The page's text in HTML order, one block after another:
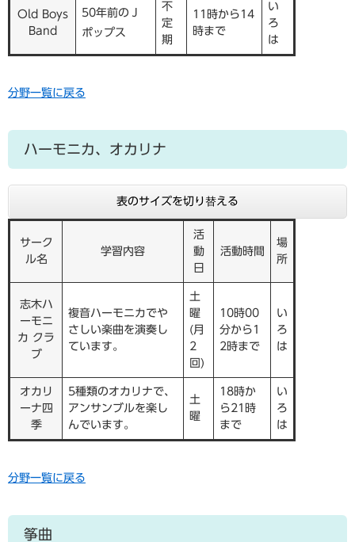
Old Boys
Band
50年前のＪ
ポップス
不
定
期
11時から14
時まで
い
ろ
は
分野一覧に戻る
ハーモニカ、オカリナ
表のサイズを切り替える
サーク
ル名
学習内容
活
動
日
活動時間
場
所
志木ハ
ーモニ
カ クラ
ブ
複音ハーモニカでや
さしい楽曲を演奏し
ています。
土
曜
(月
2
回)
10時00
分から1
2時まで
い
ろ
は
オカリ
ーナ四
季
5種類のオカリナで、
アンサンブルを楽し
んでいます。
土
曜
18時か
ら21時
まで
い
ろ
は
分野一覧に戻る
筝曲